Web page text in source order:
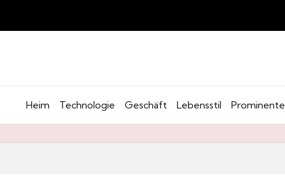
Heim Technologie Geschäft Lebensstil Prominente